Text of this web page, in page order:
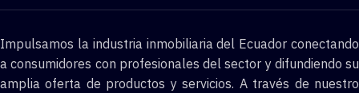
Impulsamos la industria inmobiliaria del Ecuador conectando
a consumidores con profesionales del sector y difundiendo su
amplia oferta de productos y servicios. A través de nuestro